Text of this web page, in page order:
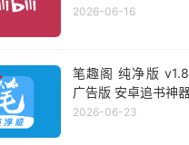
2026-06-16
笔趣阁 纯净版
广告版 安卓追书神
2026-06-23